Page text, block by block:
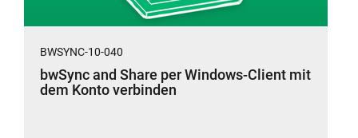
BWSYNC-10-040
bwSync and Share per Windows-Client mit
dem Konto verbinden